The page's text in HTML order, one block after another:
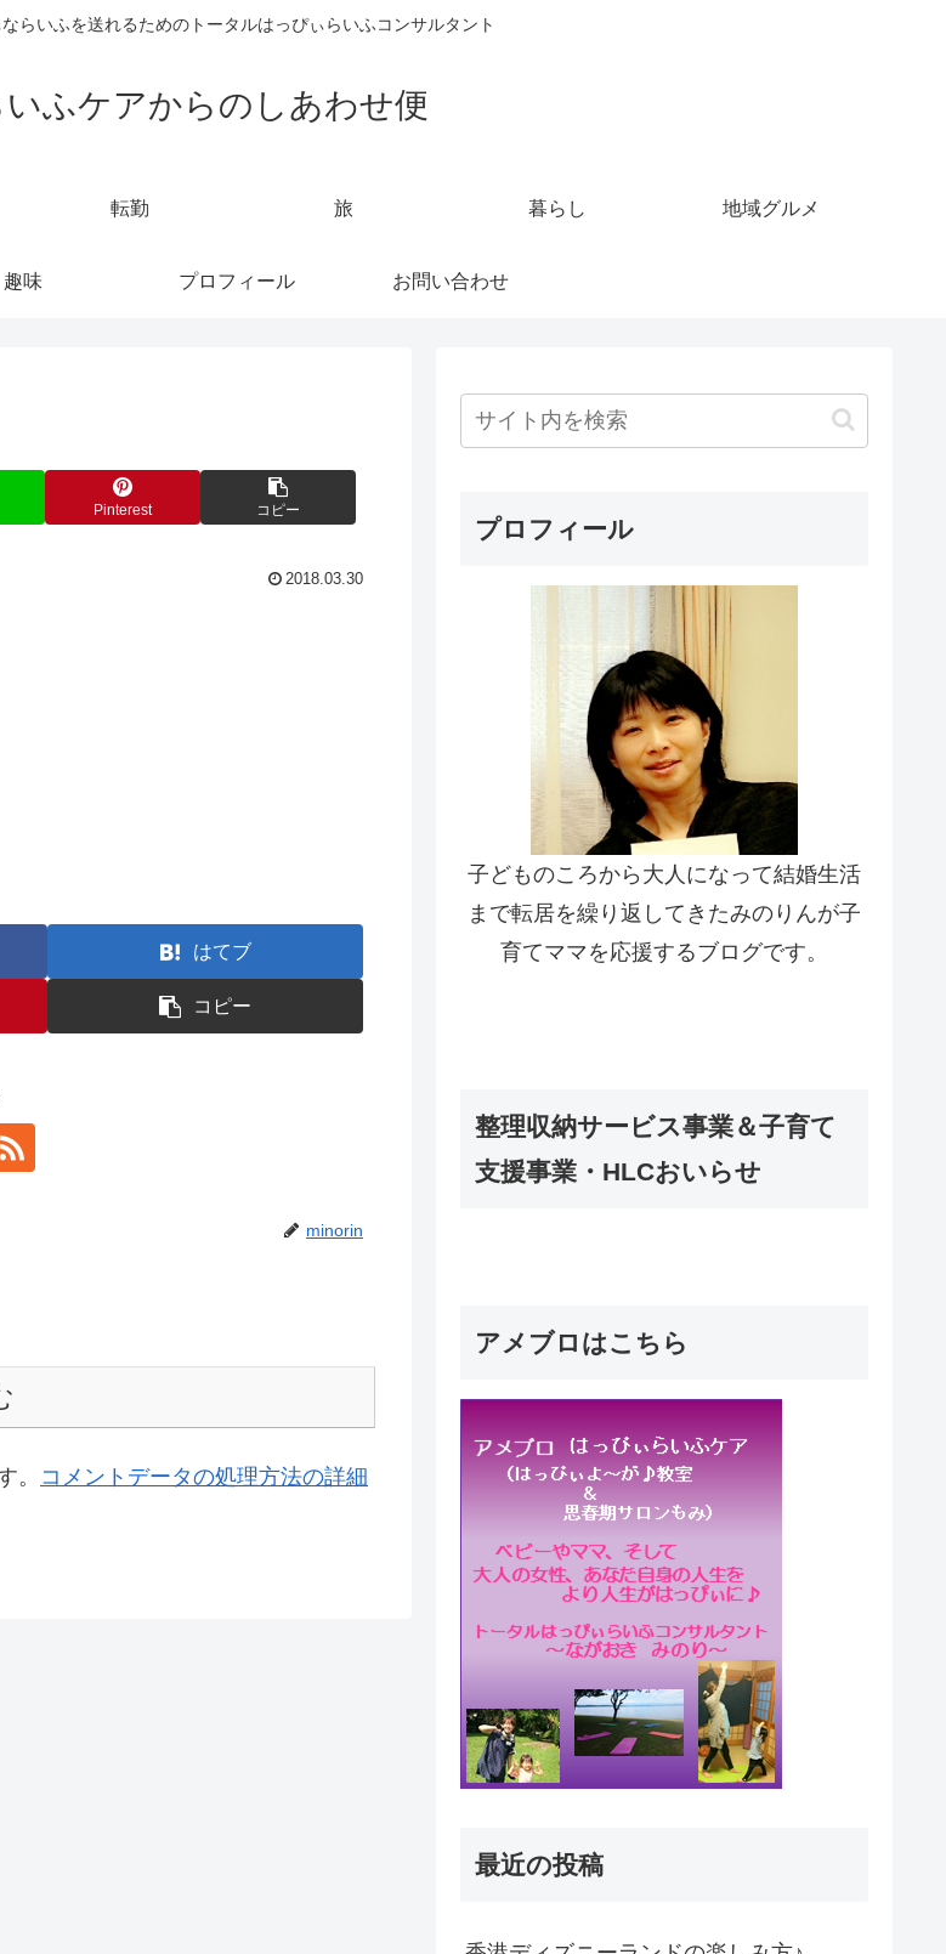
らいふを送れるためのトータルはっぴぃらいふコンサルタント
ふケアからのしあわせ便
転勤 旅 暮らし 地域グルメ
趣味 プロフィール お問い合わせ
Pinterest コピー
2018.03.30
はてブ
コピー
minorin
。
コメントデータの処理方法の詳細
プロフィール
子どものころから大人になって結婚生活
まで転居を繰り返してきたみのりんが子
育てママを応援するブログです。
整理収納サービス事業＆子育て
支援事業・HLCおいらせ
アメブロはこちら
最近の投稿